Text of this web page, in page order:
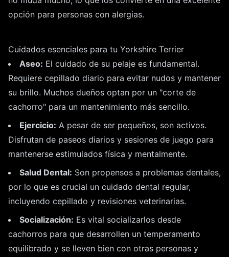
opción para personas con alergias.
Cuidados esenciales para tu Yorkshire Terrier
Aseo: El cuidado de su pelaje es fundamental.
Requiere cepillado diario para evitar nudos y mantener
su brillo. Muchos dueños optan por un "corte de
cachorro" para un mantenimiento más sencillo.
Ejercicio: A pesar de ser pequeños, son activos.
Disfrutan de paseos diarios y sesiones de juego para
mantenerse estimulados física y mentalmente.
Salud Dental: Son propensos a problemas dentales,
por lo que es crucial un cuidado dental regular,
incluyendo cepillado y revisiones veterinarias.
Socialización: Es vital socializarlos desde
cachorros para que desarrollen un temperamento
equilibrado y se lleven bien con otras personas y